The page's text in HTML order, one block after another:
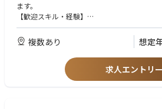
部門を横断した新規取り組みの運用構築お
サステナビリティに関する会議体の運営
非財務情報（人材、教育、CSR等）がもた
し、統合■報告書やウェブサイトなどを通じ
外部評価機関や投資家からの問い合わせ対
【仕事のやりがいと魅力】
ます。
【歓迎スキル・経験】
・ビジネスレベルの英語力（TOEIC 700点以
複数あり 想定
求人エントリー